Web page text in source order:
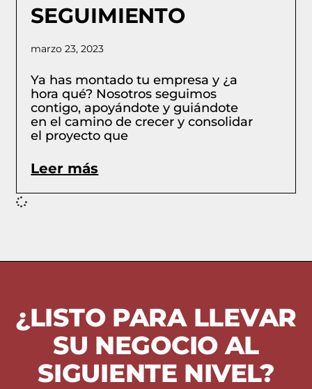
SEGUIMIENTO
marzo 23, 2023
Ya has montado tu empresa y ¿a
hora qué? Nosotros seguimos
contigo, apoyándote y guiándote
en el camino de crecer y consolidar
el proyecto que
Leer más
¿LISTO PARA LLEVAR
SU NEGOCIO AL
SIGUIENTE NIVEL?